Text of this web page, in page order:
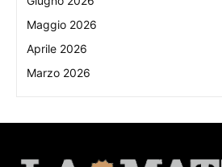
Maggio 2026
Aprile 2026
Marzo 2026